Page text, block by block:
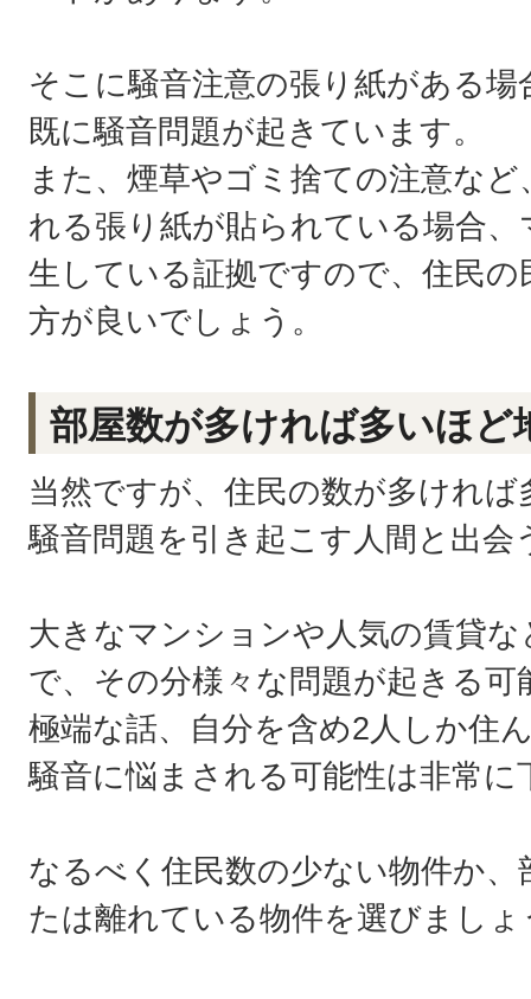
そこに騒音注意の張り紙がある
既に騒音問題が起きています。
また、煙草やゴミ捨ての注意な
れる張り紙が貼られている場合
生している証拠ですので、住民
方が良いでしょう。
部屋数が多ければ多いほど
当然ですが、住民の数が多けれ
騒音問題を引き起こす人間と出会
大きなマンションや人気の賃貸
で、その分様々な問題が起きる
極端な話、自分を含め2人しか住
騒音に悩まされる可能性は非常に
なるべく住民数の少ない物件か
たは離れている物件を選びましょ